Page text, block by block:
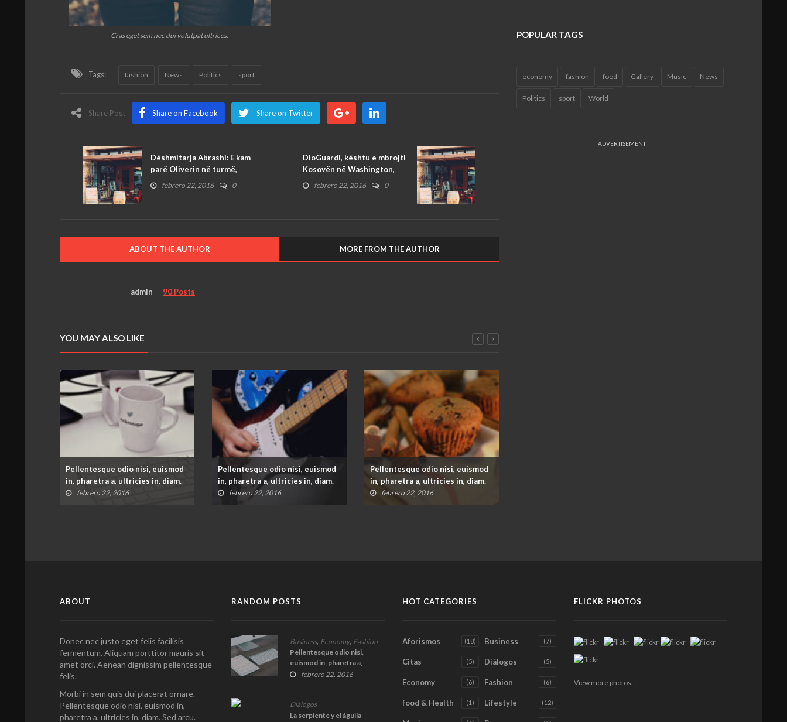
Cras eget sem nec dui volutpat ultrices.
Tags: fashion News Politics sport
Share Post Share on Facebook Share on Twitter
Dëshmitarja Abrashi: E kam
parë Oliverin në turmë,
febrero 22, 2016 0
DioGuardi, kështu e mbrojti
Kosovën në Washington,
febrero 22, 2016 0
ABOUT THE AUTHOR MORE FROM THE AUTHOR
admin 90 Posts
YOU MAY ALSO LIKE
Pellentesque odio nisi, euismod
in, pharetra a, ultricies in, diam.
febrero 22, 2016
Pellentesque odio nisi, euismod
in, pharetra a, ultricies in, diam.
febrero 22, 2016
Pellentesque odio nisi, euismod
in, pharetra a, ultricies in, diam.
febrero 22, 2016
POPULAR TAGS
economy fashion food Gallery Music News
Politics sport World
ADVERTISEMENT
ABOUT
Donec nec justo eget felis facilisis
fermentum. Aliquam porttitor mauris sit
amet orci. Aenean dignissim pellentesque
felis.
Morbi in sem quis dui placerat ornare.
Pellentesque odio nisi, euismod in,
pharetra a, ultricies in, diam. Sed arcu.
RANDOM POSTS
Business, Economy, Fashion
Pellentesque odio nisi,
euismod in, pharetra a,
ultricies in, diam.
febrero 22, 2016
Diálogos
La serpiente y el águila
HOT CATEGORIES
Aforismos (18) Business (7)
Citas (5) Diálogos (5)
Economy (6) Fashion (6)
food & Health (1) Lifestyle (12)
FLICKR PHOTOS
View more photos...